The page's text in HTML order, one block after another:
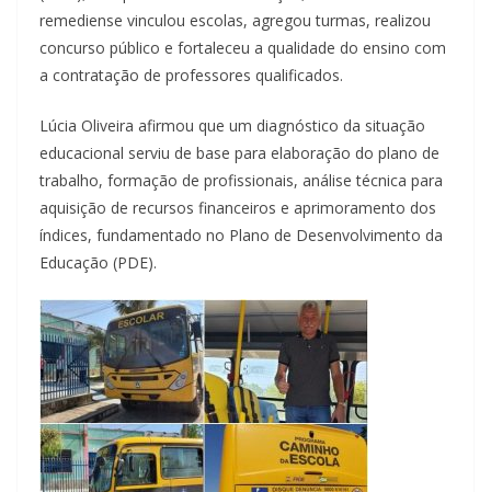
remediense vinculou escolas, agregou turmas, realizou
concurso público e fortaleceu a qualidade do ensino com
a contratação de professores qualificados.
Lúcia Oliveira afirmou que um diagnóstico da situação
educacional serviu de base para elaboração do plano de
trabalho, formação de profissionais, análise técnica para
aquisição de recursos financeiros e aprimoramento dos
índices, fundamentado no Plano de Desenvolvimento da
Educação (PDE).